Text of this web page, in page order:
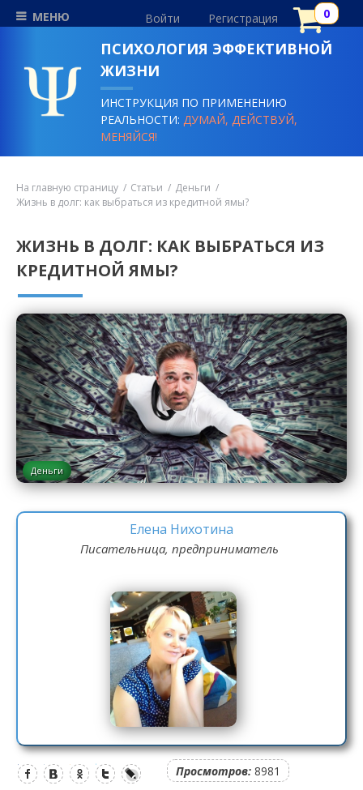
МЕНЮ Войти Регистрация
ПСИХОЛОГИЯ ЭФФЕКТИВНОЙ
ЖИЗНИ
ИНСТРУКЦИЯ ПО ПРИМЕНЕНИЮ
РЕАЛЬНОСТИ:ДУМАЙ, ДЕЙСТВУЙ,
МЕНЯЙСЯ!
На главную страницу Статьи
Деньги
Жизнь в долг: как выбраться из кредитной ямы?
ЖИЗНЬ В ДОЛГ: КАК ВЫБРАТЬСЯ ИЗ
КРЕДИТНОЙ ЯМЫ?
Деньги
Елена Нихотина
Писательница, предприниматель
Просмотров: 8981